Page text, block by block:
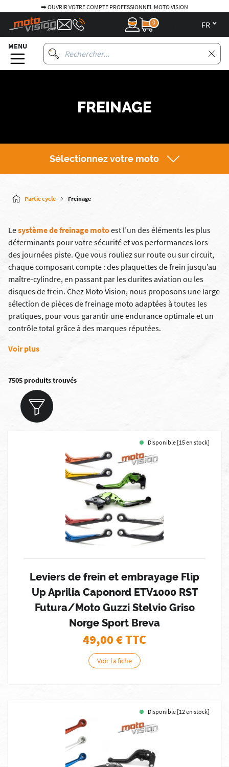
🚚 LIVRAISON GRATUITE EN POINT RELAIS DÈS 95€*
0
MENU
FREINAGE
Sélectionnez votre moto
Partie cycle Freinage
Lesystème de freinage motoest l’un des éléments les plus
déterminants pour votre sécurité et vos performances lors
des journées piste. Que vous rouliez sur route ou sur circuit,
chaque composant compte : des plaquettes de frein jusqu’au
maître-cylindre, en passant par les durites aviation ou les
disques de frein. Chez Moto Vision, nous proposons une large
sélection de pièces de freinage moto adaptées à toutes les
pratiques, pour vous garantir une endurance optimale et un
contrôle total grâce à des marques réputées.
Voir plus
7505 produits trouvés
Disponible [15 en stock]
Leviers de frein et embrayage Flip
Up Aprilia Caponord ETV1000 RST
Futura/Moto Guzzi Stelvio Griso
Norge Sport Breva
49,00€ TTC
Voir la fiche
Disponible [12 en stock]